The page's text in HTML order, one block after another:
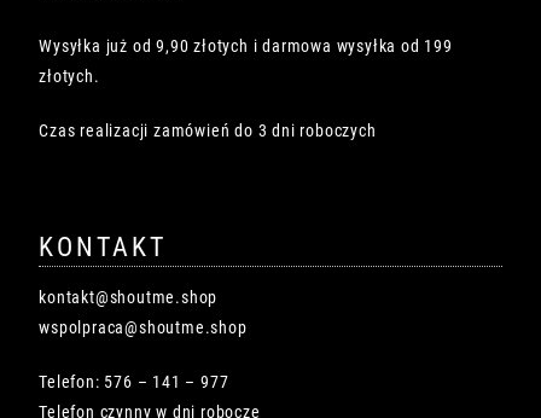
Wysyłka już od 9,90 złotych i darmowa wysyłka od 199
złotych.
Czas realizacji zamówień do 3 dni roboczych
KONTAKT
kontakt@shoutme.shop
wspolpraca@shoutme.shop
Telefon: 576 – 141 – 977
Telefon czynny w dni robocze